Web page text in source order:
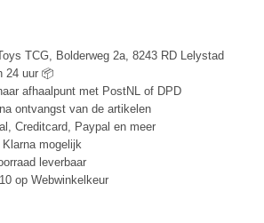
TCG, Bolderweg 2a, 8243 RD Lelystad
24 uur 📦
afhaalpunt met PostNL of DPD
ontvangst van de artikelen
Creditcard, Paypal en meer
mogelijk
leverbaar
op Webwinkelkeur